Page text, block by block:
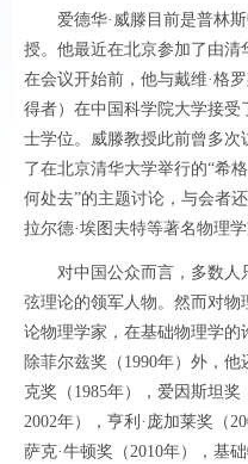
爱德华·威滕目前是普林斯
授。他最近在北京参加了由清
在会议开始前，他与戴维·格
得者）在中国科学院大学接
士学位。威滕教授此前曾多次
了在北京清华大学举行的“希
何处去”的主题讨论，与会者
拉尔德·埃图夫特等著名物理学
对中国公众而言，多数人
弦理论的领军人物。然而对
论物理学家，在基础物理学
除菲尔兹奖（1990年）外，
克奖（1985年），爱因斯坦奖
2002年），亨利·庞加莱奖（
萨克·牛顿奖（2010年），基